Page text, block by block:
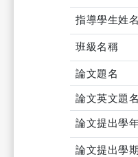
指導學生姓名
班級名稱
論文題名
論文英文題名
論文提出學
論文提出學期